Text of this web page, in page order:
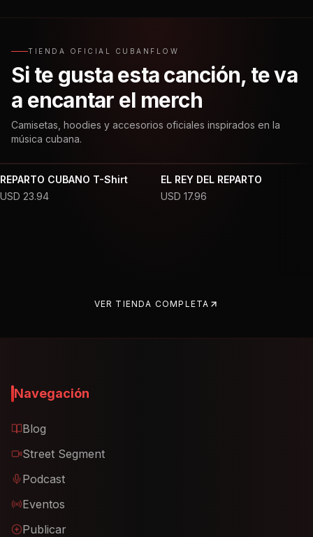
TIENDA OFICIAL CUBANFLOW
Si te gusta esta canción, te va
a encantar el merch
Camisetas, hoodies y accesorios oficiales inspirados en la
música cubana.
REPARTO CUBANO T-Shirt
USD 23.94
EL REY DEL REPARTO
USD 17.96
VER TIENDA COMPLETA
Navegación
Blog
Street Segment
Podcast
Eventos
Publicar